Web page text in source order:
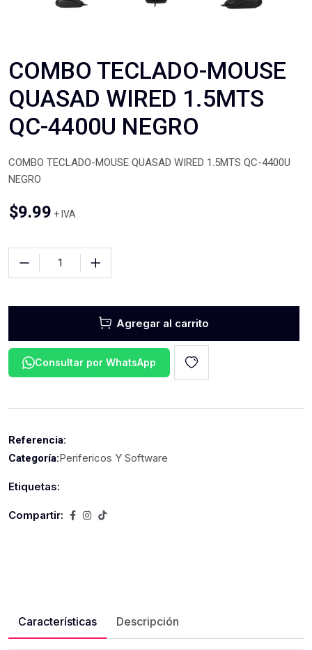
COMBO TECLADO-MOUSE
QUASAD WIRED 1.5MTS
QC-4400U NEGRO
COMBO TECLADO-MOUSE QUASAD WIRED 1.5MTS QC-4400U
NEGRO
$9.99 + IVA
Agregar al carrito
Consultar por WhatsApp
Referencia:
Categoría:Perifericos Y Software
Etiquetas:
Compartir:
Características Descripción